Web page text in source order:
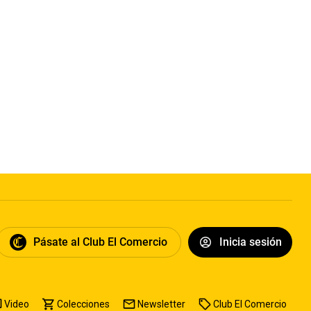
Pásate al Club El Comercio Inicia sesión
Video Colecciones Newsletter Club El Comercio